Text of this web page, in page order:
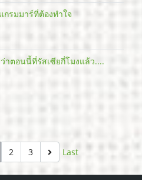
กรมมาร์ที่ต้องทำใจ
าตอนนี้ที่รัสเซียกี่โมงแล้ว....
2 3 Last